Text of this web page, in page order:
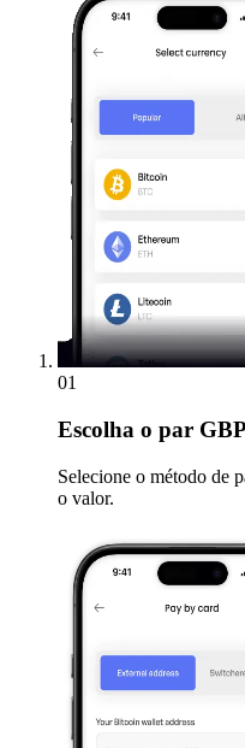
01
Escolha o par
Selecione o método de
o valor.